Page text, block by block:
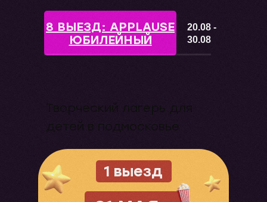
20.08 -
30.08
8 ВЫЕЗД: APPLAUSE
ЮБИЛЕЙНЫЙ
Творческий лагерь для
детей в подмосковье
1 выезд